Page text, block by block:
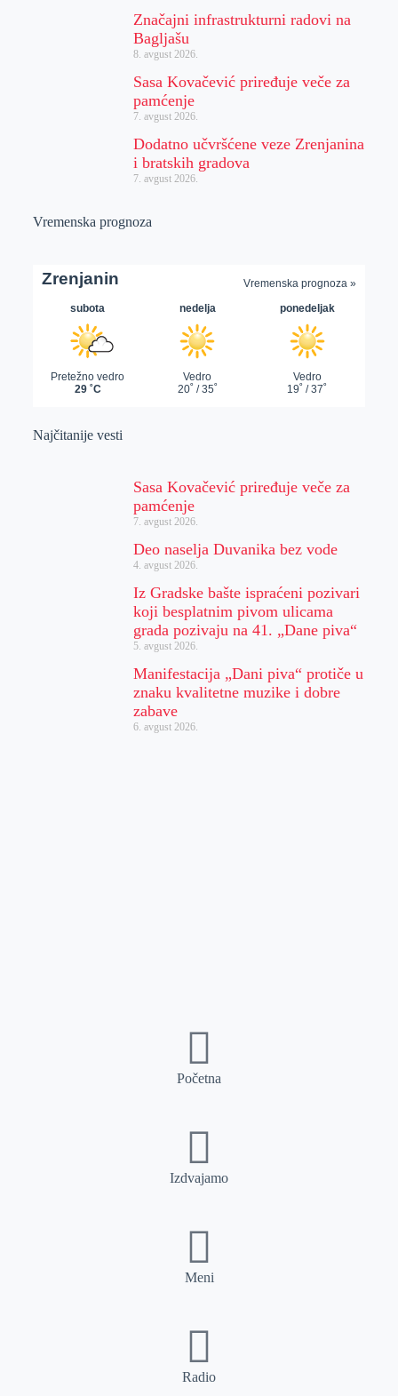
Značajni infrastrukturni radovi na
Bagljašu
8. avgust 2026.
Sasa Kovačević priređuje veče za
pamćenje
7. avgust 2026.
Dodatno učvršćene veze Zrenjanina
i bratskih gradova
7. avgust 2026.
Vremenska prognoza
Najčitanije vesti
Sasa Kovačević priređuje veče za
pamćenje
7. avgust 2026.
Deo naselja Duvanika bez vode
4. avgust 2026.
Iz Gradske bašte ispraćeni pozivari
koji besplatnim pivom ulicama
grada pozivaju na 41. „Dane piva“
5. avgust 2026.
Manifestacija „Dani piva“ protiče u
znaku kvalitetne muzike i dobre
zabave
6. avgust 2026.
Početna
Izdvajamo
Meni
Radio